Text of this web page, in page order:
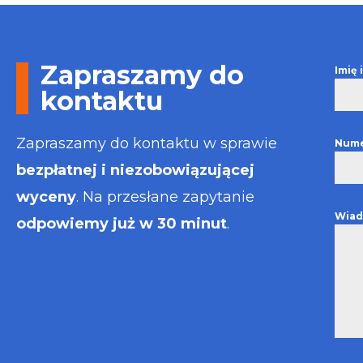
wystawiona
Zapraszamy do
kontaktu
Zapraszamy do kontaktu w sprawie
bezpłatnej i niezobowiązującej
wyceny. Na przesłane zapytanie
odpowiemy już w 30 minut.
Imię